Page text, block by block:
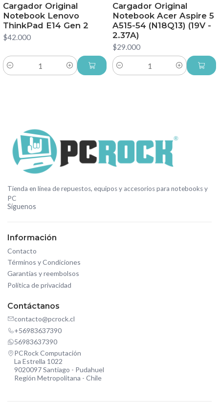
Cargador Original
Notebook Lenovo
ThinkPad E14 Gen 2
$42.000
Cantidad
Cargador Original
Notebook Acer Aspire 5
A515-54 (N18Q13) (19V -
2.37A)
$29.000
Cantidad
Tienda en línea de repuestos, equipos y accesorios para notebooks y
PC
Síguenos
Información
Contacto
Términos y Condiciones
Garantías y reembolsos
Política de privacidad
Contáctanos
contacto@pcrock.cl
+56983637390
56983637390
PCRock Computación
La Estrella 1022
9020097 Santiago - Pudahuel
Región Metropolitana - Chile